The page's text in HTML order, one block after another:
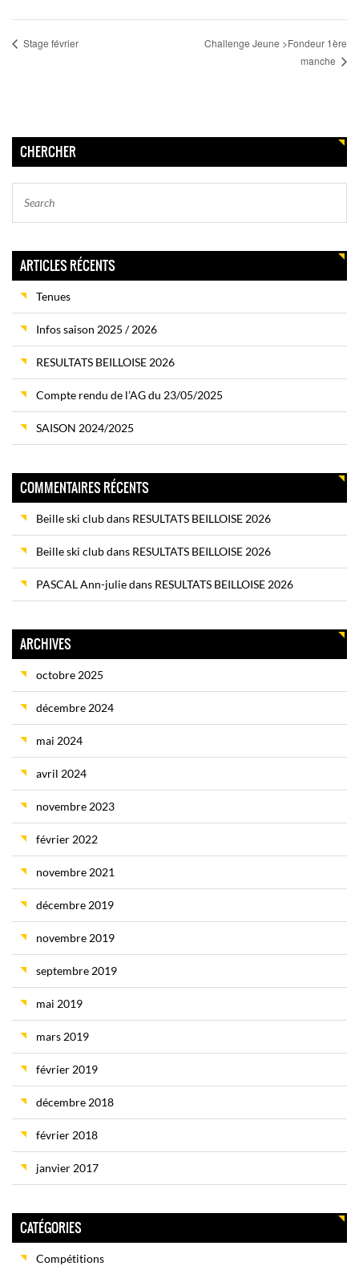
Stage février
Challenge Jeune >Fondeur 1ère
manche
CHERCHER
ARTICLES RÉCENTS
Tenues
Infos saison 2025 / 2026
RESULTATS BEILLOISE 2026
Compte rendu de l’AG du 23/05/2025
SAISON 2024/2025
COMMENTAIRES RÉCENTS
Beille ski clubdans RESULTATS BEILLOISE 2026
Beille ski clubdans RESULTATS BEILLOISE 2026
PASCAL Ann-juliedans RESULTATS BEILLOISE 2026
ARCHIVES
octobre 2025
décembre 2024
mai 2024
avril 2024
novembre 2023
février 2022
novembre 2021
décembre 2019
novembre 2019
septembre 2019
mai 2019
mars 2019
février 2019
décembre 2018
février 2018
janvier 2017
CATÉGORIES
Compétitions